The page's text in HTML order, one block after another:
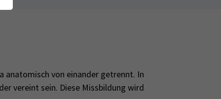
anatomisch von einander getrennt. In
vereint sein. Diese Missbildung wird